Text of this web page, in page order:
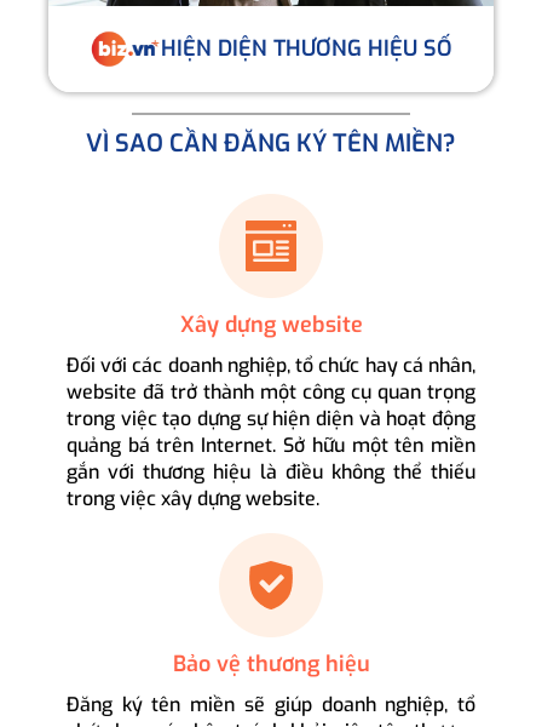
HIỆN DIỆN THƯƠNG HIỆU SỐ
VÌ SAO CẦN ĐĂNG KÝ TÊN MIỀN?
Xây dựng website
Đối với các doanh nghiệp, tổ chức hay cá nhân,
website đã trở thành một công cụ quan trọng
trong việc tạo dựng sự hiện diện và hoạt động
quảng bá trên Internet. Sở hữu một tên miền
gắn với thương hiệu là điều không thể thiếu
trong việc xây dựng website.
Bảo vệ thương hiệu
Đăng ký tên miền sẽ giúp doanh nghiệp, tổ